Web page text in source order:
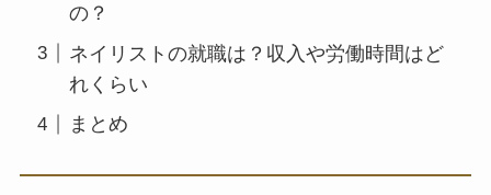
の？
ネイリストの就職は？収入や労働時間はど
れくらい
まとめ